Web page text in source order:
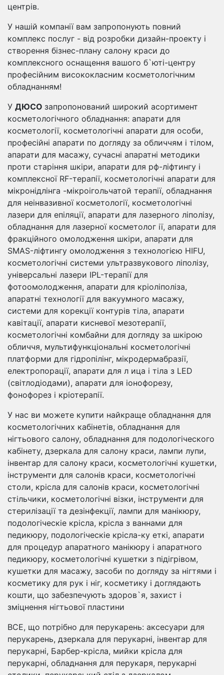
центрів.
У нашій компанії вам запропонують повний
комплекс послуг - від розробки дизайн-проекту і
створення бізнес-плану салону краси до
комплексного оснащення вашого б`юті-центру
професійним висококласним косметологічним
обладнанням!
У ДЮСО запропонований широкий асортимент
косметологічного обладнання: апарати для
косметології, косметологічні апарати для особи,
професійні апарати по догляду за обличчям і тілом,
апарати для масажу, сучасні апаратні методики
проти старіння шкіри, апарати для рф-ліфтингу і
комплексної RF-терапії, косметологічні апарати для
мікронідлінга -мікроігольчатой ​​терапії, обладнання
для неінвазивної косметології, косметологічні
лазери для епіляції, апарати для лазерного ліполізу,
обладнання для лазерної косметолог ії, апарати для
фракційного омолодження шкіри, апарати для
SMAS-ліфтингу омолодження з технологією HIFU,
косметологічні системи ультразвукового ліполізу,
універсальні лазери IPL-терапії для
фотоомолодження, апарати для кріоліполіза,
апаратні технології для вакуумного масажу,
системи для корекції контурів тіла, апарати
кавітації, апарати кисневої мезотерапії,
косметологічні комбайни для догляду за шкірою
обличчя, мультифункціональні косметологічні
платформи для гідропілінг, мікродермабразії,
електропорації, апарати для л ица і тіла з LED
(світлодіодами), апарати для іонофорезу,
фонофорез і кріотерапії.
У нас ви можете купити найкраще обладнання для
косметологічних кабінетів, обладнання для
нігтьового салону, обладнання для подологіческого
кабінету, дзеркала для салону краси, лампи лупи,
інвентар для салону краси, косметологічні кушетки,
інструменти для салонів краси, косметологічні
столи, крісла для салонів краси, косметологічні
стільчики, косметологічні візки, інструменти для
стерилізації та дезінфекції, лампи для манікюру,
подологіческіе крісла, крісла з ваннами для
педикюру, подологіческіе крісла-ку еткі, апарати
для процедур апаратного манікюру і апаратного
педикюру, косметологічні кушетки з підігрівом,
кушетки для масажу, засоби по догляду за нігтями і
косметику для рук і ніг, косметику і доглядають
кошти, що забезпечують здоров`я, захист і
зміцнення нігтьової пластини
ВСЕ, що потрібно для перукарень: аксесуари для
перукарень, дзеркала для перукарні, інвентар для
перукарні, Барбер-крісла, мийки крісла для
перукарні, обладнання для перукаря, перукарні